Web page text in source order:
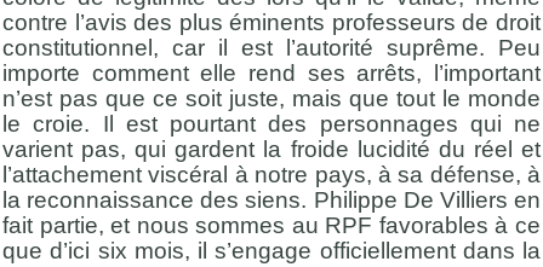
contre l’avis des plus éminents professeurs de droit
constitutionnel, car il est l’autorité suprême. Peu
importe comment elle rend ses arrêts, l’important
n’est pas que ce soit juste, mais que tout le monde
le croie. Il est pourtant des personnages qui ne
varient pas, qui gardent la froide lucidité du réel et
l’attachement viscéral à notre pays, à sa défense, à
la reconnaissance des siens. Philippe De Villiers en
fait partie, et nous sommes au RPF favorables à ce
que d’ici six mois, il s’engage officiellement dans la